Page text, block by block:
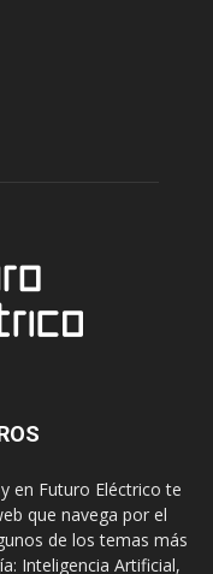
en Futuro Eléctrico te
que navega por el
de los temas más
Inteligencia Artificial,